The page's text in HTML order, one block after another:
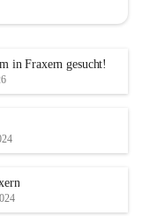
in Fraxern gesucht!